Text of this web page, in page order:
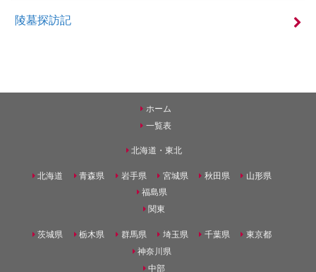
陵墓探訪記
ホーム
一覧表
北海道・東北
北海道 青森県 岩手県 宮城県 秋田県
山形県
福島県
関東
茨城県 栃木県 群馬県 埼玉県 千葉県
東京都
神奈川県
中部